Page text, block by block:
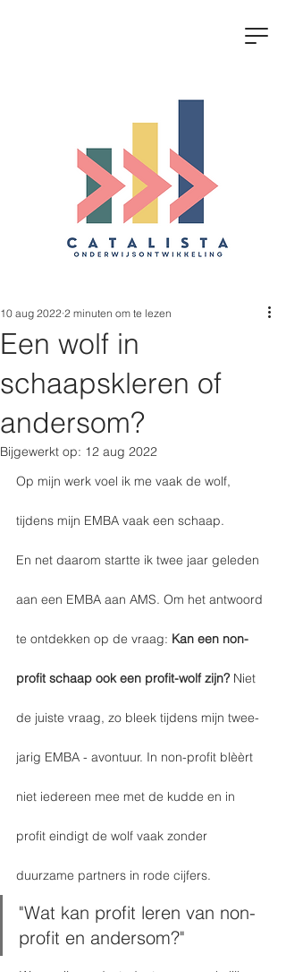
Een wolf in
schaapskleren of
andersom?
10 aug 2022 2 minuten om te lezen
Bijgewerkt op: 12 aug 2022
Op mijn werk voel ik me vaak de wolf,
tijdens mijn EMBA vaak een schaap.
En net daarom startte ik twee jaar geleden
aan een EMBA aan AMS. Om het antwoord
te ontdekken op de vraag: Kan een non-
profit schaap ook een profit-wolf zijn? Niet
de juiste vraag, zo bleek tijdens mijn twee-
jarig EMBA - avontuur. In non-profit blèèrt
niet iedereen mee met de kudde en in
profit eindigt de wolf vaak zonder
duurzame partners in rode cijfers.
"Wat kan profit leren van non-
profit en andersom?"